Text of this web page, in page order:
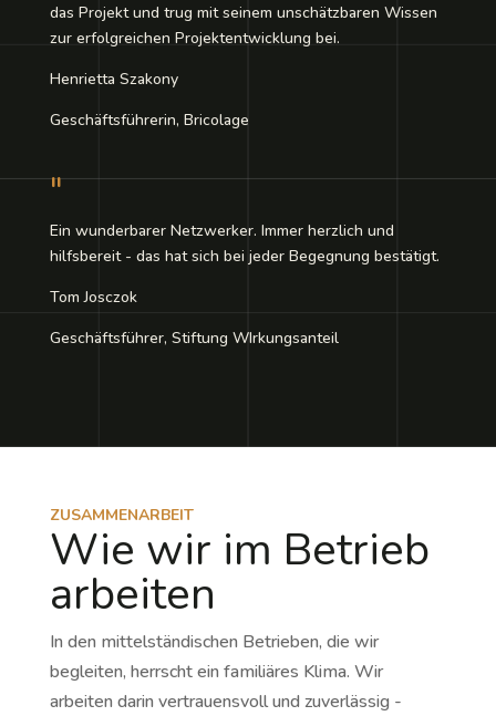
das Projekt und trug mit seinem unschätzbaren Wissen
zur erfolgreichen Projektentwicklung bei.
Henrietta Szakony
Geschäftsführerin, Bricolage
"
Ein wunderbarer Netzwerker. Immer herzlich und
hilfsbereit - das hat sich bei jeder Begegnung bestätigt.
Tom Josczok
Geschäftsführer, Stiftung WIrkungsanteil
ZUSAMMENARBEIT
Wie wir im Betrieb
arbeiten
In den mittelständischen Betrieben, die wir
begleiten, herrscht ein familiäres Klima. Wir
arbeiten darin vertrauensvoll und zuverlässig -